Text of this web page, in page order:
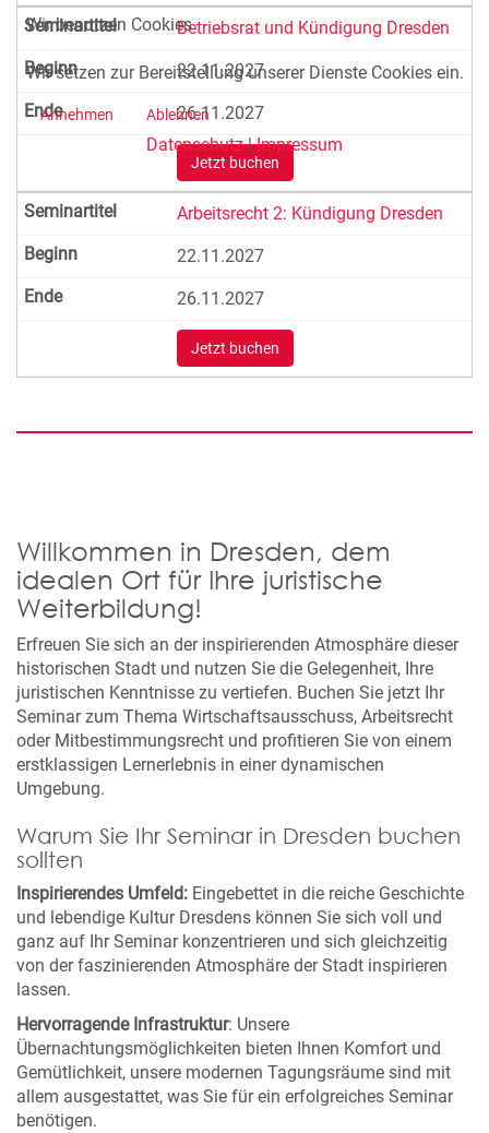
Betriebsrat und Kündigung Dresden
22.11.2027
26.11.2027
Jetzt buchen
Arbeitsrecht 2: Kündigung Dresden
22.11.2027
26.11.2027
Jetzt buchen
Willkommen in Dresden, dem
idealen Ort für Ihre juristische
Weiterbildung!
Erfreuen Sie sich an der inspirierenden Atmosphäre dieser
historischen Stadt und nutzen Sie die Gelegenheit, Ihre
juristischen Kenntnisse zu vertiefen. Buchen Sie jetzt Ihr
Seminar zum Thema Wirtschaftsausschuss, Arbeitsrecht
oder Mitbestimmungsrecht und profitieren Sie von einem
erstklassigen Lernerlebnis in einer dynamischen
Umgebung.
Warum Sie Ihr Seminar in Dresden buchen
sollten
Inspirierendes Umfeld: Eingebettet in die reiche Geschichte
und lebendige Kultur Dresdens können Sie sich voll und
ganz auf Ihr Seminar konzentrieren und sich gleichzeitig
von der faszinierenden Atmosphäre der Stadt inspirieren
lassen.
Hervorragende Infrastruktur: Unsere
Übernachtungsmöglichkeiten bieten Ihnen Komfort und
Gemütlichkeit, unsere modernen Tagungsräume sind mit
allem ausgestattet, was Sie für ein erfolgreiches Seminar
benötigen.
Wir benutzen Cookies
Wir setzen zur Bereitstellung unserer Dienste Cookies ein.
Annehmen Ablehnen
Datenschutz|Impressum